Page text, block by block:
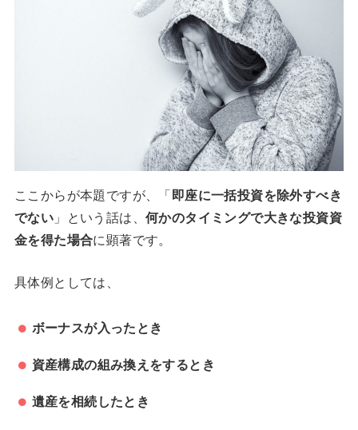
ここからが本題ですが、「即座に一括投資を除外すべき
でない 」という話は、 何かのタイミングで大きな投資資
金を得た場合に顕著です。
具体例としては、
ボーナスが入ったとき
資産構成の組み換えをするとき
遺産を相続したとき